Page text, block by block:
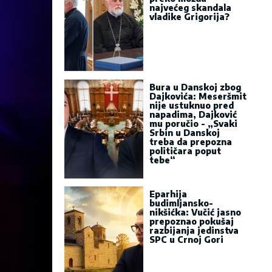
najvećeg skandala
vladike Grigorija?
Bura u Danskoj zbog
Dajkovića: Meseršmit
nije ustuknuo pred
napadima, Dajković
mu poručio - „Svaki
Srbin u Danskoj
treba da prepozna
političara poput
tebe“
Eparhija
budimljansko-
nikšićka: Vučić jasno
prepoznao pokušaj
razbijanja jedinstva
SPC u Crnoj Gori